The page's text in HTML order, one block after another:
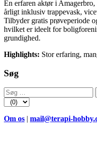
En erfaren aktør i
årligt inklusiv trappevask,
Tilbyder gratis prøveperiode
hvilket er ideelt for
grundighed.
Highlights: Stor erfaring,
Søg
Søg
efter:
Om os | mail@terapi-